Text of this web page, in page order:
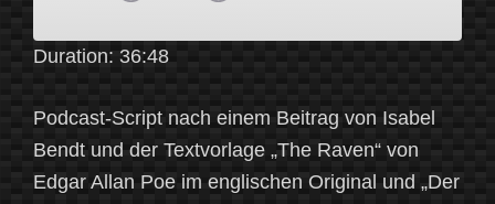
Duration: 36:48
Podcast-Script nach einem Beitrag von Isabel
Bendt und der Textvorlage „The Raven“ von
Edgar Allan Poe im englischen Original und „Der